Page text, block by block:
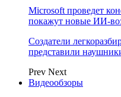
Microsoft проведет
покажут новые ИИ-
Создатели
представили
Prev Next
Видеообзоры